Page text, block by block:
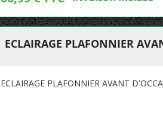
ECLAIRAGE PLAFONNIER
ECLAIRAGE PLAFONNIER AVANT